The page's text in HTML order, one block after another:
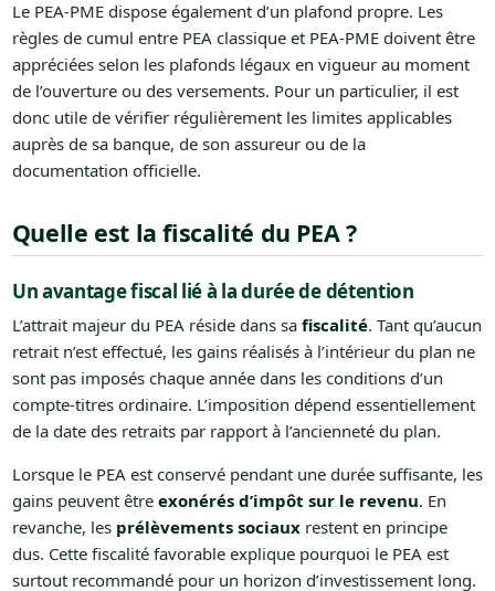
Le PEA-PME dispose également d’un plafond propre. Les
règles de cumul entre PEA classique et PEA-PME doivent être
appréciées selon les plafonds légaux en vigueur au moment
de l’ouverture ou des versements. Pour un particulier, il est
donc utile de vérifier régulièrement les limites applicables
auprès de sa banque, de son assureur ou de la
documentation officielle.
Quelle est la fiscalité du PEA ?
Un avantage fiscal lié à la durée de détention
L’attrait majeur du PEA réside dans sa fiscalité. Tant qu’aucun
retrait n’est effectué, les gains réalisés à l’intérieur du plan ne
sont pas imposés chaque année dans les conditions d’un
compte-titres ordinaire. L’imposition dépend essentiellement
de la date des retraits par rapport à l’ancienneté du plan.
Lorsque le PEA est conservé pendant une durée suffisante, les
gains peuvent être exonérés d’impôt sur le revenu. En
revanche, les prélèvements sociauxrestent en principe
dus. Cette fiscalité favorable explique pourquoi le PEA est
surtout recommandé pour un horizon d’investissement long.